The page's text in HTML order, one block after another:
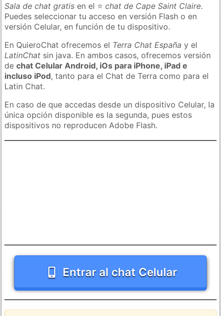
Sala de chat gratis en el ⭐chat de Cape Saint Claire.
Puedes seleccionar tu acceso en versión Flash o en
versión Celular, en función de tu dispositivo.
En QuieroChat ofrecemos el Terra Chat España y el
LatinChat sin java. En ambos casos, ofrecemos versión
dechat Celular Android, iOs para iPhone, iPad e
incluso iPod, tanto para el Chat de Terra como para el
Latin Chat.
En caso de que accedas desde un dispositivo Celular, la
única opción disponible es la segunda, pues estos
dispositivos no reproducen Adobe Flash.
Entrar al chat Celular